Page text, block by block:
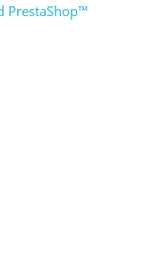
PrestaShop™